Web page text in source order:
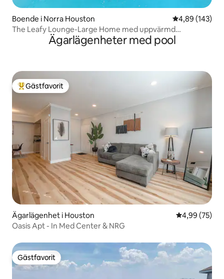
Boende i Norra Houston 4,89 av 5 i
4,89 (143)
The Leafy Lounge-Large Home med uppvärmd
inomhuspoolÄgarlägenheter med pool
Populär gästfavorit
Gästfavorit
Ägarlägenhet i Houston 4,99 av 5 i
4,99 (75)
Oasis Apt - In Med Center & NRG
Gästfavorit
Gästfavorit